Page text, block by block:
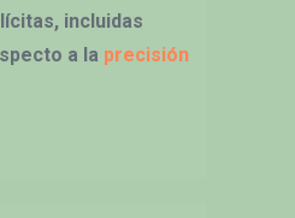
incluidas
a la precisión